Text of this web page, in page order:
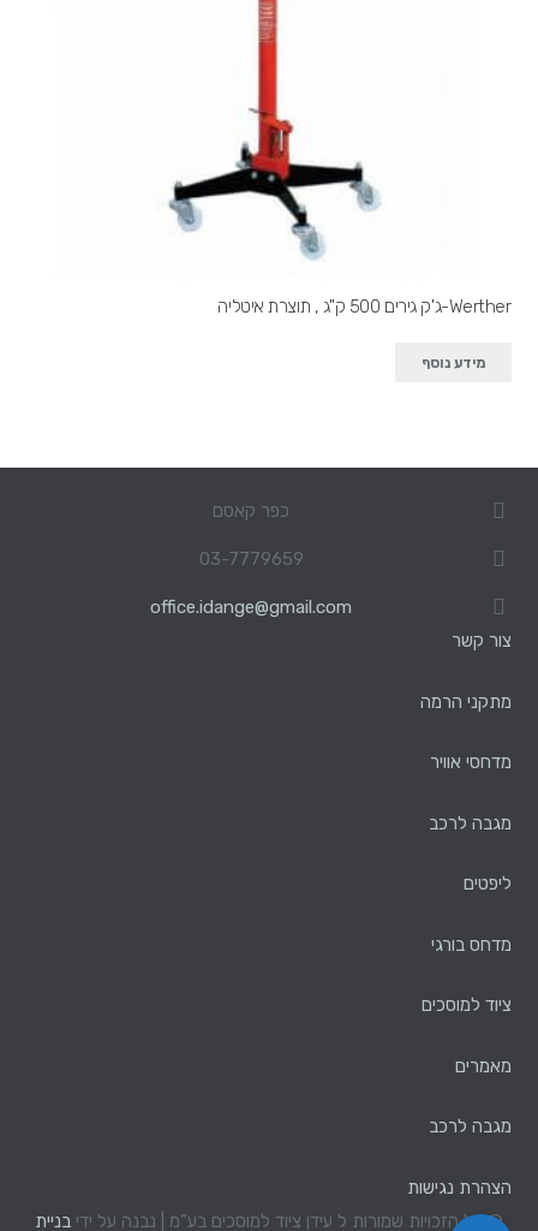
Werther-ג'ק גירים 500 ק"ג , תוצרת איטליה
מידע נוסף
כפר קאסם
03-7779659
office.idange@gmail.com
צור קשר
מתקני הרמה
מדחסי אוויר
מגבה לרכב
ליפטים
מדחס בורגי
ציוד למוסכים
מאמרים
מגבה לרכב
הצהרת נגישות
© כל הזכויות שמורות ל עידן ציוד למוסכים בע”מ | נבנה על ידי בניית